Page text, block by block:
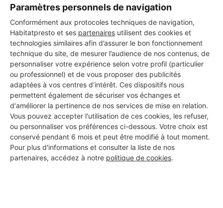
Paramètres personnels de navigation
Conformément aux protocoles techniques de navigation,
Habitatpresto et ses partenaires utilisent des cookies et
technologies similaires afin d’assurer le bon fonctionnement
technique du site, de mesurer l’audience de nos contenus, de
personnaliser votre expérience selon votre profil (particulier
ou professionnel) et de vous proposer des publicités
adaptées à vos centres d’intérêt. Ces dispositifs nous
permettent également de sécuriser vos échanges et
d'améliorer la pertinence de nos services de mise en relation.
Vous pouvez accepter l'utilisation de ces cookies, les refuser,
ou personnaliser vos préférences ci-dessous. Votre choix est
conservé pendant 6 mois et peut être modifié à tout moment.
Pour plus d'informations et consulter la liste de nos
partenaires, accédez à notre politique de cookies.
Aucun autre professionnel disponible dans cette zone
géographique.